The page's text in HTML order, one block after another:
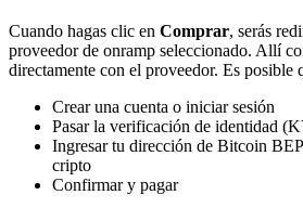
Cuando hagas clic en Comprar, serás
proveedor de onramp seleccionado. Allí
directamente con el proveedor. Es posible
Crear una cuenta o iniciar sesión
Pasar la verificación de identidad
Ingresar tu dirección de Bitcoin
cripto
Confirmar y pagar